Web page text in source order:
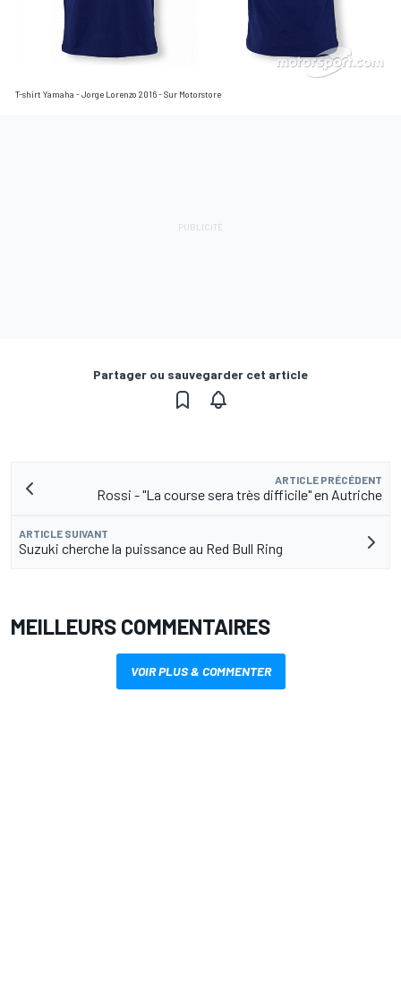
T-shirt Yamaha - Jorge Lorenzo 2016 - Sur Motorstore
Partager ou sauvegarder cet article
ARTICLE PRÉCÉDENT
Rossi - "La course sera très difficile" en Autriche
ARTICLE SUIVANT
Suzuki cherche la puissance au Red Bull Ring
MEILLEURS COMMENTAIRES
VOIR PLUS & COMMENTER